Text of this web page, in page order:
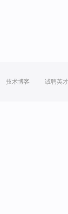
技术博客 诚聘英才